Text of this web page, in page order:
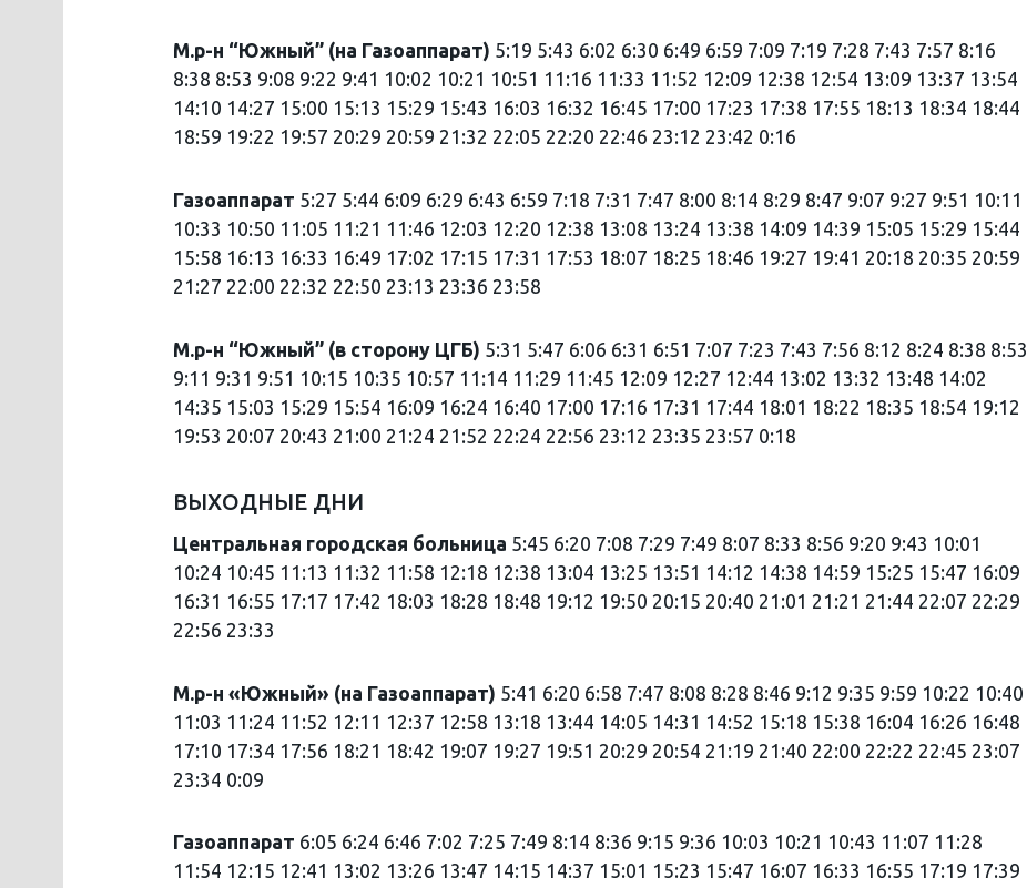
М.р-н “Южный” (на Газоаппарат) 5:19 5:43 6:02 6:30 6:49 6:59 7:09 7:19 7:28 7:43 7:57 8:16
8:38 8:53 9:08 9:22 9:41 10:02 10:21 10:51 11:16 11:33 11:52 12:09 12:38 12:54 13:09 13:37 13:54
14:10 14:27 15:00 15:13 15:29 15:43 16:03 16:32 16:45 17:00 17:23 17:38 17:55 18:13 18:34 18:44
18:59 19:22 19:57 20:29 20:59 21:32 22:05 22:20 22:46 23:12 23:42 0:16
Газоаппарат 5:27 5:44 6:09 6:29 6:43 6:59 7:18 7:31 7:47 8:00 8:14 8:29 8:47 9:07 9:27 9:51 10:11
10:33 10:50 11:05 11:21 11:46 12:03 12:20 12:38 13:08 13:24 13:38 14:09 14:39 15:05 15:29 15:44
15:58 16:13 16:33 16:49 17:02 17:15 17:31 17:53 18:07 18:25 18:46 19:27 19:41 20:18 20:35 20:59
21:27 22:00 22:32 22:50 23:13 23:36 23:58
М.р-н “Южный” (в сторону ЦГБ) 5:31 5:47 6:06 6:31 6:51 7:07 7:23 7:43 7:56 8:12 8:24 8:38 8:53
9:11 9:31 9:51 10:15 10:35 10:57 11:14 11:29 11:45 12:09 12:27 12:44 13:02 13:32 13:48 14:02
14:35 15:03 15:29 15:54 16:09 16:24 16:40 17:00 17:16 17:31 17:44 18:01 18:22 18:35 18:54 19:12
19:53 20:07 20:43 21:00 21:24 21:52 22:24 22:56 23:12 23:35 23:57 0:18
ВЫХОДНЫЕ ДНИ
Центральная городская больница 5:45 6:20 7:08 7:29 7:49 8:07 8:33 8:56 9:20 9:43 10:01
10:24 10:45 11:13 11:32 11:58 12:18 12:38 13:04 13:25 13:51 14:12 14:38 14:59 15:25 15:47 16:09
16:31 16:55 17:17 17:42 18:03 18:28 18:48 19:12 19:50 20:15 20:40 21:01 21:21 21:44 22:07 22:29
22:56 23:33
М.р-н «Южный» (на Газоаппарат) 5:41 6:20 6:58 7:47 8:08 8:28 8:46 9:12 9:35 9:59 10:22 10:40
11:03 11:24 11:52 12:11 12:37 12:58 13:18 13:44 14:05 14:31 14:52 15:18 15:38 16:04 16:26 16:48
17:10 17:34 17:56 18:21 18:42 19:07 19:27 19:51 20:29 20:54 21:19 21:40 22:00 22:22 22:45 23:07
23:34 0:09
Газоаппарат 6:05 6:24 6:46 7:02 7:25 7:49 8:14 8:36 9:15 9:36 10:03 10:21 10:43 11:07 11:28
11:54 12:15 12:41 13:02 13:26 13:47 14:15 14:37 15:01 15:23 15:47 16:07 16:33 16:55 17:19 17:39